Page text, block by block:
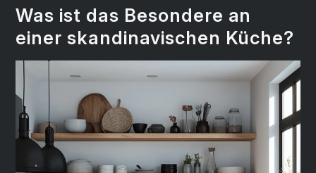
Was ist das Besondere an
einer skandinavischen Küche?